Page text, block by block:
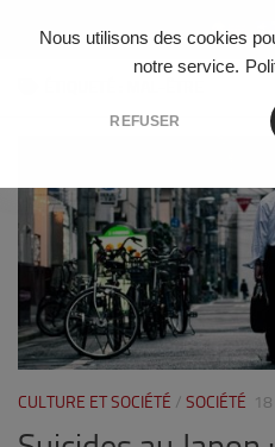
Nous utilisons des cookies
notre service.
REFUSER
Skip to content
CULTURE ET SOCIÉTÉ / SOCIÉTÉ